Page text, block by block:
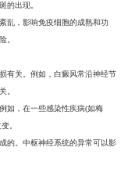
的出现。
乱，影响免疫细胞的成熟和功
。
有关。例如，白癜风常沿神经节
。
如，在一些感染性疾病(如梅
。
的。中枢神经系统的异常可以影